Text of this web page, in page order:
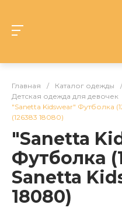
Главная / Каталог одежды /
Детская одежда для девочек
"Sanetta Kidswear" Футболка
(126383 18080)
"Sanetta
Футболка
Sanetta
18080)